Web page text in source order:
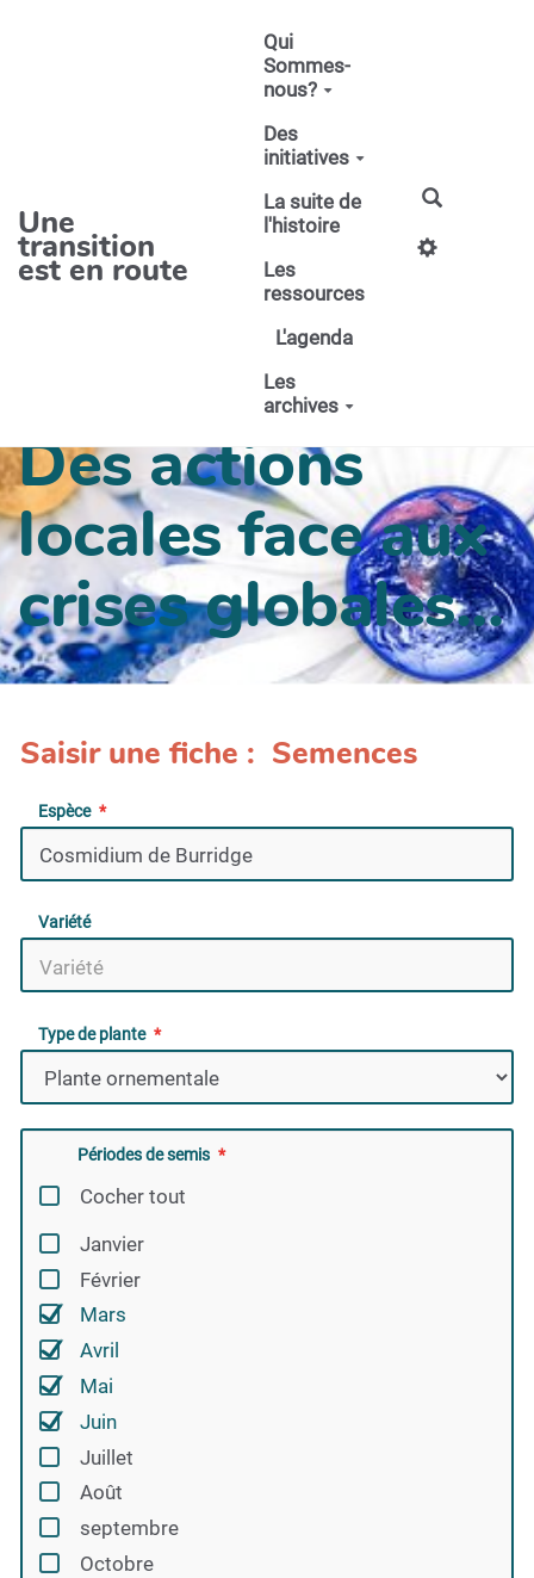
Une
transition
est en route
Qui
Sommes-
nous?
Des
initiatives
La suite de
l'histoire
Les
ressources
L'agenda
Les
archives
Des actions
locales face aux
crises globales...
Saisir une fiche : Semences
Espèce
Variété
Type de plante
Périodes de semis
Cocher tout
Janvier
Février
Mars
Avril
Mai
Juin
Juillet
Août
septembre
Octobre